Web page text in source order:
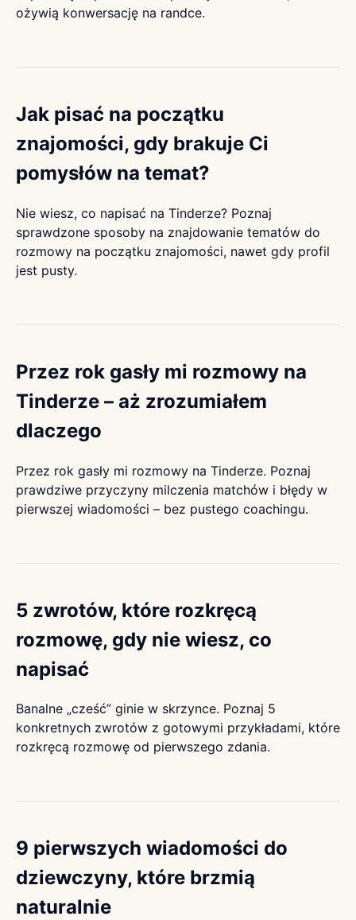
ożywią konwersację na randce.
Jak pisać na początku
znajomości, gdy brakuje Ci
pomysłów na temat?
Nie wiesz, co napisać na Tinderze? Poznaj
sprawdzone sposoby na znajdowanie tematów do
rozmowy na początku znajomości, nawet gdy profil
jest pusty.
Przez rok gasły mi rozmowy na
Tinderze – aż zrozumiałem
dlaczego
Przez rok gasły mi rozmowy na Tinderze. Poznaj
prawdziwe przyczyny milczenia matchów i błędy w
pierwszej wiadomości – bez pustego coachingu.
5 zwrotów, które rozkręcą
rozmowę, gdy nie wiesz, co
napisać
Banalne „cześć” ginie w skrzynce. Poznaj 5
konkretnych zwrotów z gotowymi przykładami, które
rozkręcą rozmowę od pierwszego zdania.
9 pierwszych wiadomości do
dziewczyny, które brzmią
naturalnie